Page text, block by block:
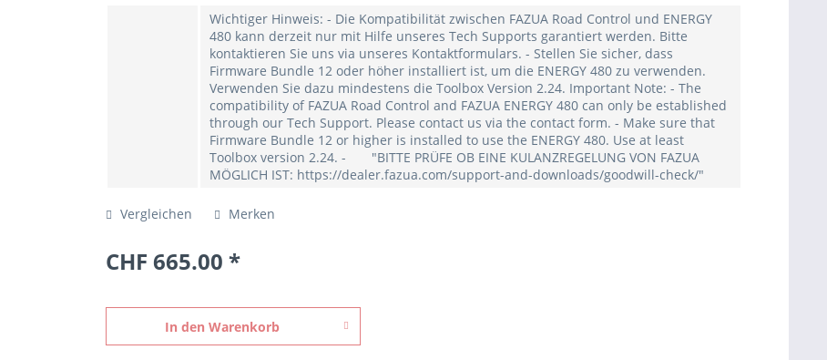
Wichtiger Hinweis: - Die Kompatibilität zwischen FAZUA Road Control und ENERGY
480 kann derzeit nur mit Hilfe unseres Tech Supports garantiert werden. Bitte
kontaktieren Sie uns via unseres Kontaktformulars. - Stellen Sie sicher, dass
Firmware Bundle 12 oder höher installiert ist, um die ENERGY 480 zu verwenden.
Verwenden Sie dazu mindestens die Toolbox Version 2.24. Important Note: - The
compatibility of FAZUA Road Control and FAZUA ENERGY 480 can only be established
through our Tech Support. Please contact us via the contact form. - Make sure that
Firmware Bundle 12 or higher is installed to use the ENERGY 480. Use at least
Toolbox version 2.24. - "BITTE PRÜFE OB EINE KULANZREGELUNG VON FAZUA
MÖGLICH IST: https://dealer.fazua.com/support-and-downloads/goodwill-check/"
Vergleichen Merken
CHF 665.00 *
In den Warenkorb